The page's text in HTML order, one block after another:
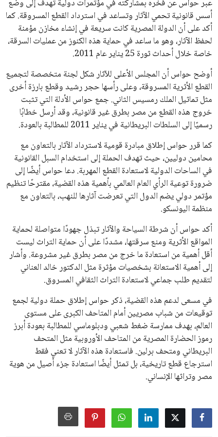
يبدو أن السويسري جياني إنفانتينو في طريقه للاحتفاظ بمنصبه
كرئيس للاتحاد الدولي لكرة القدم “فيفا” لفترة رابعة، بعد أن حصل
الجمعية العمومية. مما يعزز فرصته للفوز في الانتخابات المقررة عام
2027، ويجعله المرشح الأكثر حظًا حتى الآن.
هذا الدعم الواسع يأتي على الرغم من الانتقادات التي وجهت
لإنفانتينو في الآونة الأخيرة. حتى الآن، لم يتقدم أي مرشح منافس
في السباق الانتخابي، ولم تتمكن الأصوات المعارضة من التوصل إلى
اسم يوازن موقف إنفانتينو، قبل انتهاء فترة الترشح في نوفمبر
المقبل.
يعتمد إنفانتينو على قاعدة دعم قوية من الاتحادات القارية المختلفة،
بما في ذلك الاتحاد الأفريقي والآسيوي، بالإضافة إلى دعم غالبية
اتحادات أمريكا الجنوبية والكونكاكاف. وقد ساهمت مجموعة من
القرارات التي اتخذها في زيادة الموارد المالية لهذه الاتحادات، فضلاً
عن رفع عدد الفرق المشاركة في كأس العالم، وإطلاق بطولات دولية
جديدة تحت مظلة “فيفا”.
على الجانب الآخر، تتركز المعارضة بشكل ملحوظ داخل القارة
الأوروبية، حيث ارتفعت حدة الانتقادات الموجهة إلى إنفانتينو
بسبب التوسع المستمر في البطولات الدولية وأثر ذلك على الجدول
الزمني للمسابقات المحلية. وقد دعا رئيس رابطة الدوري الإسباني،
خافيير تيباس، إلى تنحّي إنفانتينو، معتبراً أن سياساته تضر بصناعة
كرة القدم وتزيد من ضغوط المباريات.
على الرغم من هذه الانتقادات، تشير التوقعات إلى أن إنفانتينو
يمتلك فرصًا كبيرة للفوز بولاية جديدة، خصوصًا في ظل غياب
منافس قوي يتمتع بإجماع داخل الأسرة الكروية الدولية. هذا يعزز
من فرص استمراره في قيادة “فيفا” حتى عام 2031.